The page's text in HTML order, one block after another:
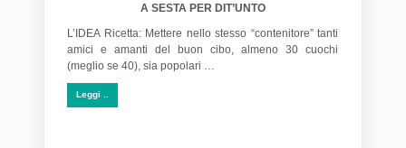
A SESTA PER DIT’UNTO
L’IDEA Ricetta: Mettere nello stesso “contenitore” tanti
amici e amanti del buon cibo, almeno 30 cuochi
(meglio se 40), sia popolari …
Leggi ..